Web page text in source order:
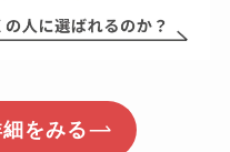
をみる